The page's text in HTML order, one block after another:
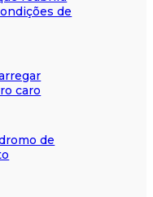
de
caro
de